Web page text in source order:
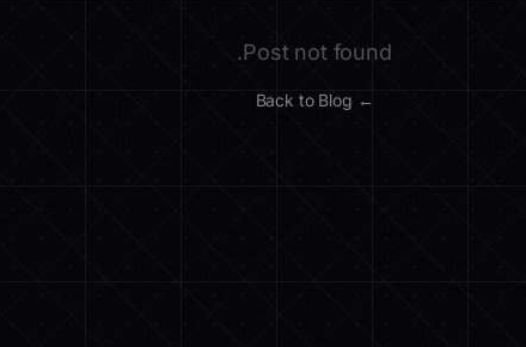
Post not found.
← Back to Blog